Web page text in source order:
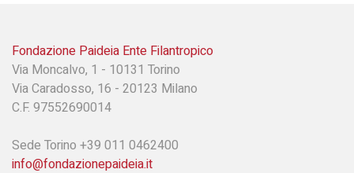
Fondazione Paideia Ente Filantropico
Via Moncalvo, 1 - 10131 Torino
Via Caradosso, 16 - 20123 Milano
C.F. 97552690014
Sede Torino +39 011 0462400
info@fondazionepaideia.it